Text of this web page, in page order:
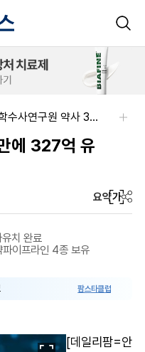
국립과학수사연구원-국립과학수사연구원 약사 3명 채용
에 327억 유
요약가
치 완료
이프라인 4종 보유
팜스타클럽
[데일리팜=안